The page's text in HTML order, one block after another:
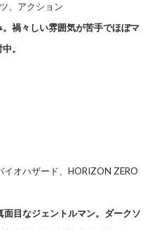
、アクション
禍々しい雰囲気が苦手でほぼマ
。
オハザード、HORIZON ZERO
目なジェントルマン。ダークソ